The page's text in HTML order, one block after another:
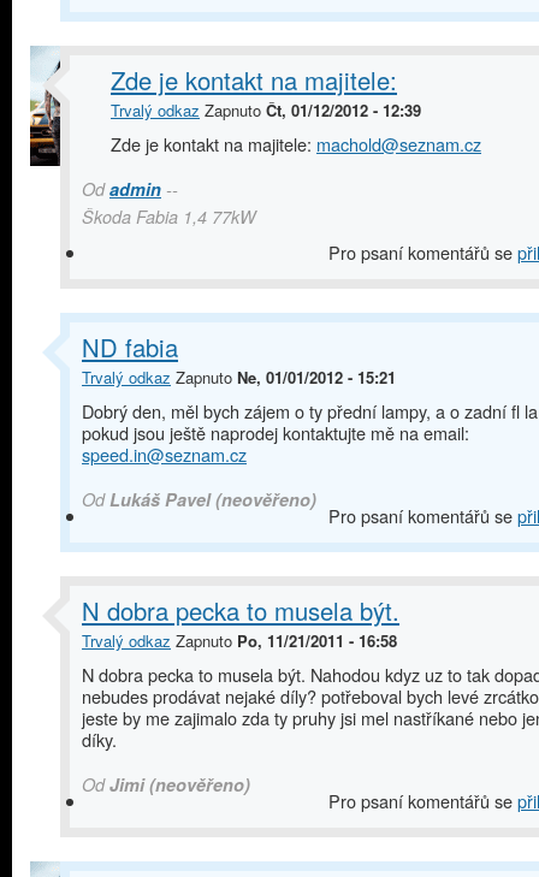
Zde je kontakt na majitele:
Trvalý odkaz Zapnuto Čt, 01/12/2012 - 12:39
Zde je kontakt na majitele: machold@seznam.cz
Odadmin --
Škoda Fabia 1,4 77kW
Pro psaní komentářů se
ND fabia
Trvalý odkaz Zapnuto Ne, 01/01/2012 - 15:21
Dobrý den, měl bych zájem o ty přední lampy, a o zadní fl
pokud jsou ještě naprodej kontaktujte mě na email:
speed.in@seznam.cz
OdLukáš Pavel (neověřeno)
Pro psaní komentářů se
N dobra pecka to musela být.
Trvalý odkaz Zapnuto Po, 11/21/2011 - 16:58
N dobra pecka to musela být. Nahodou kdyz uz to tak
nebudes prodávat nejaké díly? potřeboval bych levé
jeste by me zajimalo zda ty pruhy jsi mel nastříkané nebo
díky.
OdJimi (neověřeno)
Pro psaní komentářů se